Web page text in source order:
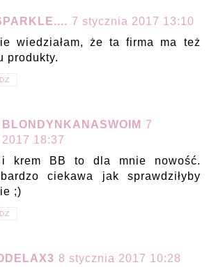
7 stycznia 2017 13:10
wiedziałam, że ta firma ma też
produkty.
BLONDYNKANASWOIM
7
18:37
i krem BB to dla mnie nowość.
ciekawa jak sprawdziłyby
;)
8 stycznia 2017 10:28